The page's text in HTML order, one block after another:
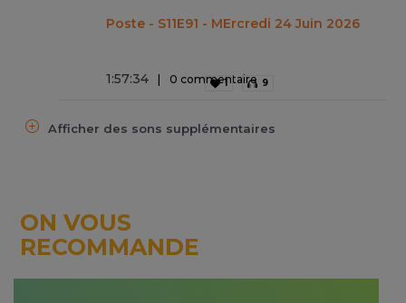
Poste - S11E91 - MErcredi 24 Juin 2026
1:57:34 0 commentaire
1 9
Afficher des sons supplémentaires
ON VOUS
RECOMMANDE